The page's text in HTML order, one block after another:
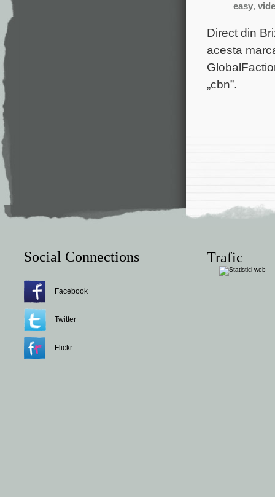
easy,
Direct din
acesta
„cbn”.
Social Connections
Facebook
Twitter
Flickr
Trafic